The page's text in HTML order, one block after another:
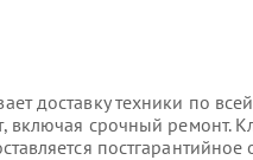
доставку техники по
включая срочный ремонт.